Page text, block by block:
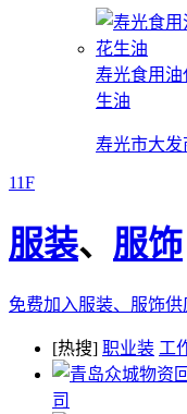
寿光食用
生油
寿光市大发
11F
服装、 服饰
免费加入服装、服饰供
[热搜] 职业装 工
司